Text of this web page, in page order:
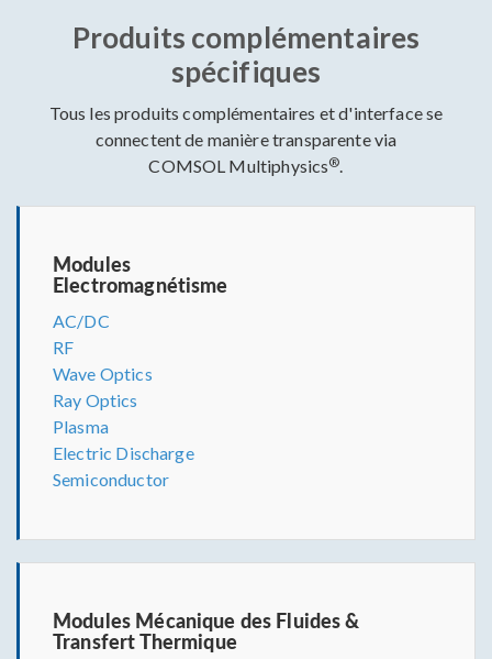
Produits complémentaires
spécifiques
Tous les produits complémentaires et d'interface se
connectent de manière transparente via
COMSOL Multiphysics®
Modules
Electromagnétisme
AC/DC
RF
Wave Optics
Ray Optics
Plasma
Electric Discharge
Semiconductor
Modules Mécanique des Fluides &
Transfert Thermique